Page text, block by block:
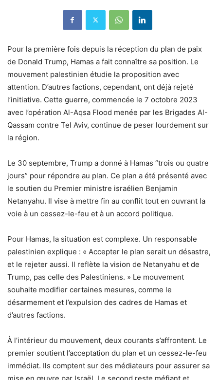
Pour la première fois depuis la réception du plan de paix
de Donald Trump, Hamas a fait connaître sa position. Le
mouvement palestinien étudie la proposition avec
attention. D’autres factions, cependant, ont déjà rejeté
l’initiative. Cette guerre, commencée le 7 octobre 2023
avec l’opération Al-Aqsa Flood menée par les Brigades Al-
Qassam contre Tel Aviv, continue de peser lourdement sur
la région.
Le 30 septembre, Trump a donné à Hamas “trois ou quatre
jours” pour répondre au plan. Ce plan a été présenté avec
le soutien du Premier ministre israélien Benjamin
Netanyahu. Il vise à mettre fin au conflit tout en ouvrant la
voie à un cessez-le-feu et à un accord politique.
Pour Hamas, la situation est complexe. Un responsable
palestinien explique : « Accepter le plan serait un désastre,
et le rejeter aussi. Il reflète la vision de Netanyahu et de
Trump, pas celle des Palestiniens. » Le mouvement
souhaite modifier certaines mesures, comme le
désarmement et l’expulsion des cadres de Hamas et
d’autres factions.
À l’intérieur du mouvement, deux courants s’affrontent. Le
premier soutient l’acceptation du plan et un cessez-le-feu
immédiat. Ils comptent sur des médiateurs pour assurer sa
mise en œuvre par Israël. Le second reste méfiant et